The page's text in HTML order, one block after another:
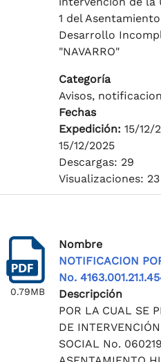
1 del
Desarrollo
"NAVARRO"
Categoría
Avisos,
Fechas
Expedición: 15/12/
15/12/2025
Descargas: 29
Visualizaciones: 23
0.79MB
Nombre
NOTIFICACION
No.
Descripción
POR LA CUAL SE
DE
SOCIAL No.